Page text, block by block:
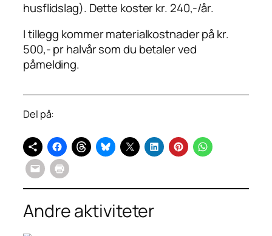
husflidslag). Dette koster kr. 240,-/år.
I tillegg kommer materialkostnader på kr.
500,- pr halvår som du betaler ved
påmelding.
Del på:
Andre aktiviteter